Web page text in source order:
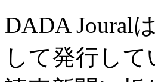
DADA Joural
して発行し